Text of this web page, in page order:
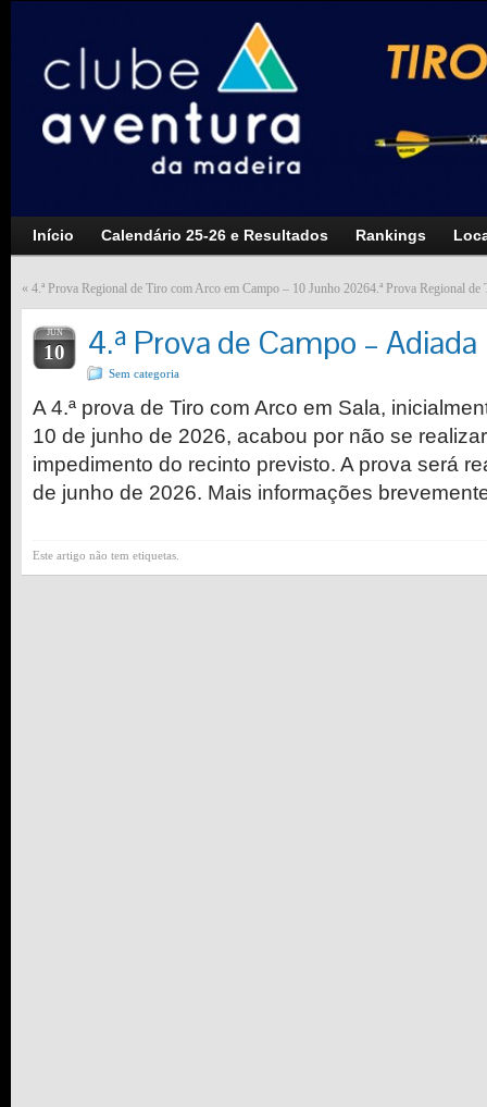
Início Calendário 25-26 e Resultados Rankings
« 4.ª Prova Regional de Tiro com Arco em Campo – 10 Junho 20264.ª Prova Regional
JUN
10 4.ª Prova de Campo – Adiada
Sem categoria
A 4.ª prova de Tiro com Arco em Sala,
10 de junho de 2026, acabou por não se
impedimento do recinto previsto. A prova será
de junho de 2026. Mais informações
Este artigo não tem etiquetas.